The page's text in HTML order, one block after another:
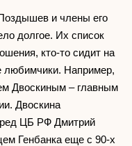
и члены его
долгое. Их список
кто-то сидит на
любимчики. Например,
Двоскиным – главным
Двоскина
ЦБ РФ Дмитрий
Генбанка еще с 90-х